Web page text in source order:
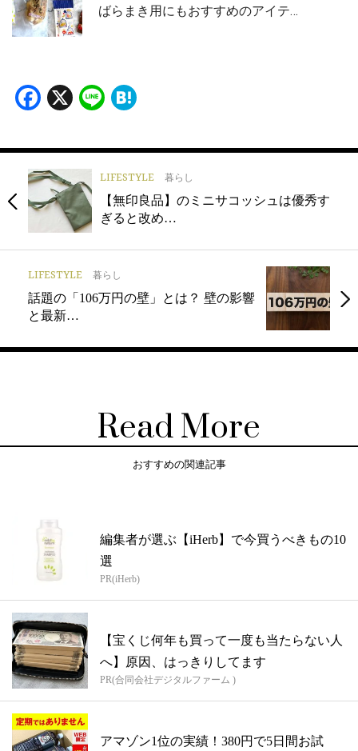
ばらまき用にもおすすめのアイテ…
Facebook
X Line
LIFESTYLE 暮らし
【無印良品】のミニサコッシュは優秀す
ぎると改め…
LIFESTYLE 暮らし
話題の「106万円の壁」とは？ 壁の影響
と最新…
Read More
おすすめの関連記事
編集者が選ぶ【iHerb】で今買うべきもの10
選
PR(iHerb)
【宝くじ何年も買って一度も当たらない人
へ】原因、はっきりしてます
PR(合同会社デジタルファーム )
アマゾン1位の実績！380円で5日間お試